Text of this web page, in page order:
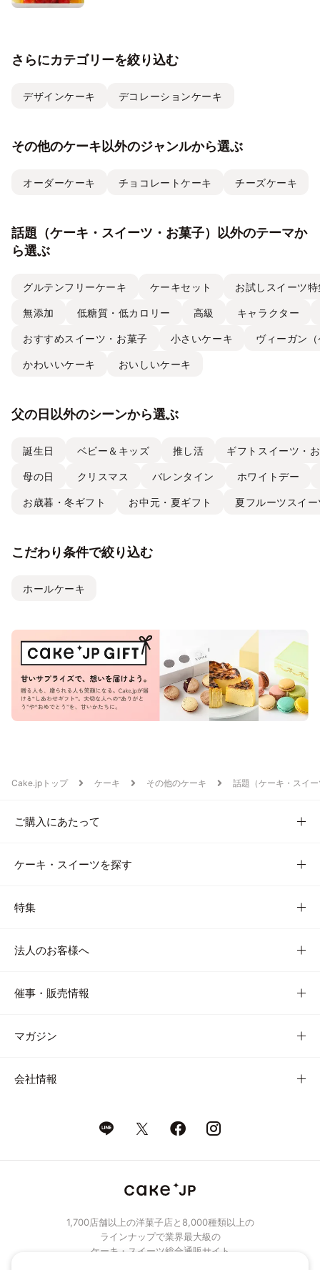
さらにカテゴリーを絞り込む
デザインケーキ デコレーションケーキ
その他のケーキ以外のジャンルから選ぶ
オーダーケーキ チョコレートケーキ チーズケーキ
話題（ケーキ・スイーツ・お菓子）以外のテーマか
ら選ぶ
グルテンフリーケーキ ケーキセット お試しスイーツ
無添加 低糖質・低カロリー 高級 キャラクター
おすすめスイーツ・お菓子 小さいケーキ ヴィーガン
かわいいケーキ おいしいケーキ
父の日以外のシーンから選ぶ
誕生日 ベビー＆キッズ 推し活 ギフトスイーツ・
母の日 クリスマス バレンタイン ホワイトデー
お歳暮・冬ギフト お中元・夏ギフト 夏フルーツスイ
こだわり条件で絞り込む
ホールケーキ
Cake.jpトップ ケーキ その他のケーキ 話題（ケーキ・スイ
ご購入にあたって
ケーキ・スイーツを探す
特集
法人のお客様へ
催事・販売情報
マガジン
会社情報
1,700店舗以上の洋菓子店と8,000種類以上の
ラインナップで業界最大級の
ケーキ・スイーツ総合通販サイト